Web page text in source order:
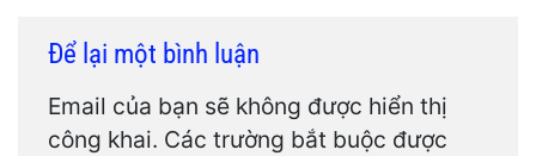
Để lại một bình luận
Email của bạn sẽ không được hiển thị
công khai. Các trường bắt buộc được